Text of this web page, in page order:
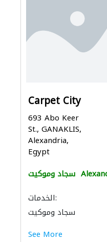
Carpet City
693 Abo Keer
St., GANAKLIS,
Alexandria,
Egypt
سجاد وموكيت
الخدمات:
سجاد وموكيت
See More